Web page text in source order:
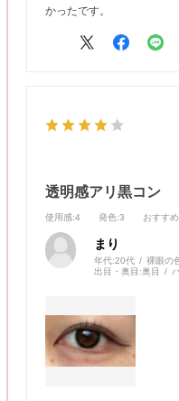
かったです。
透明感アリ黒コン
使用感:4 発色:3 おすす
まり
年代:20代 裸眼の
出目・奥目:奥目